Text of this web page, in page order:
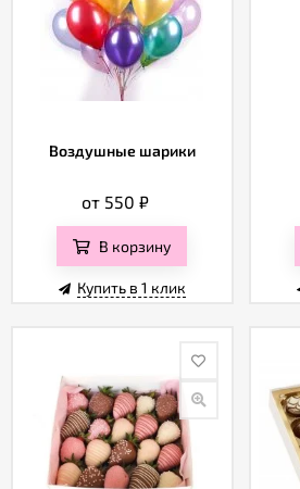
Воздушные шарики
от 550₽
В корзину
Купить в 1 клик